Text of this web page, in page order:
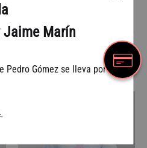
Jaime Marín
Pedro Gómez se lleva por